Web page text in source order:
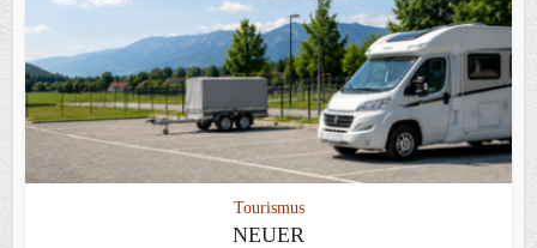
Tourismus
NEUER